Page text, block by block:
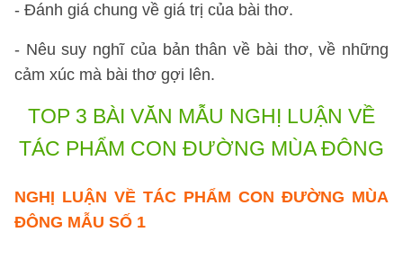
- Đánh giá chung về giá trị của bài thơ.
- Nêu suy nghĩ của bản thân về bài thơ, về những
cảm xúc mà bài thơ gợi lên.
TOP 3 BÀI VĂN MẪU NGHỊ LUẬN VỀ
TÁC PHẨM CON ĐƯỜNG MÙA ĐÔNG
NGHỊ LUẬN VỀ TÁC PHẨM CON ĐƯỜNG MÙA
ĐÔNG MẪU SỐ 1